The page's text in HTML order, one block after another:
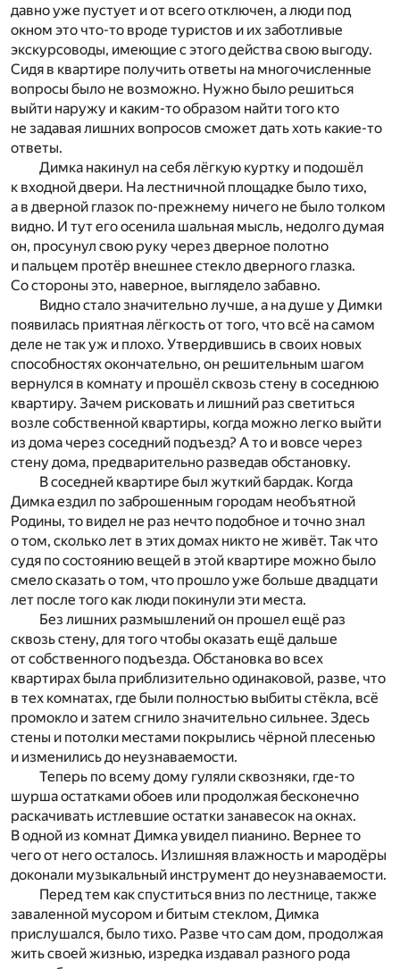
давно уже пустует и от всего отключен, а люди под
окном это что-то вроде туристов и их заботливые
экскурсоводы, имеющие с этого действа свою выгоду.
Сидя в квартире получить ответы на многочисленные
вопросы было не возможно. Нужно было решиться
выйти наружу и каким-то образом найти того кто
не задавая лишних вопросов сможет дать хоть какие-то
ответы.
Димка накинул на себя лёгкую куртку и подошёл
к входной двери. На лестничной площадке было тихо,
а в дверной глазок по-прежнему ничего не было толком
видно. И тут его осенила шальная мысль, недолго думая
он, просунул свою руку через дверное полотно
и пальцем протёр внешнее стекло дверного глазка.
Со стороны это, наверное, выглядело забавно.
Видно стало значительно лучше, а на душе у Димки
появилась приятная лёгкость от того, что всё на самом
деле не так уж и плохо. Утвердившись в своих новых
способностях окончательно, он решительным шагом
вернулся в комнату и прошёл сквозь стену в соседнюю
квартиру. Зачем рисковать и лишний раз светиться
возле собственной квартиры, когда можно легко выйти
из дома через соседний подъезд? А то и вовсе через
стену дома, предварительно разведав обстановку.
В соседней квартире был жуткий бардак. Когда
Димка ездил по заброшенным городам необъятной
Родины, то видел не раз нечто подобное и точно знал
о том, сколько лет в этих домах никто не живёт. Так что
судя по состоянию вещей в этой квартире можно было
смело сказать о том, что прошло уже больше двадцати
лет после того как люди покинули эти места.
Без лишних размышлений он прошел ещё раз
сквозь стену, для того чтобы оказать ещё дальше
от собственного подъезда. Обстановка во всех
квартирах была приблизительно одинаковой, разве, что
в тех комнатах, где были полностью выбиты стёкла, всё
промокло и затем сгнило значительно сильнее. Здесь
стены и потолки местами покрылись чёрной плесенью
и изменились до неузнаваемости.
Теперь по всему дому гуляли сквозняки, где-то
шурша остатками обоев или продолжая бесконечно
раскачивать истлевшие остатки занавесок на окнах.
В одной из комнат Димка увидел пианино. Вернее то
чего от него осталось. Излишняя влажность и мародёры
доконали музыкальный инструмент до неузнаваемости.
Перед тем как спуститься вниз по лестнице, также
заваленной мусором и битым стеклом, Димка
прислушался, было тихо. Разве что сам дом, продолжая
жить своей жизнью, изредка издавал разного рода